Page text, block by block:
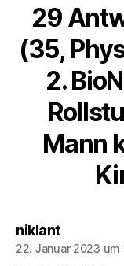
29
(35,
2.
Mann
niklantsagt:
22. Januar 2023 um